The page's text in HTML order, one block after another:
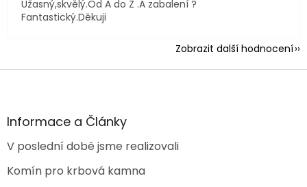
Užasný,skvělý.Od A do Z .A zabalení ?
Fantastický.Děkuji
Zobrazit další hodnocení
Z
aInformace a Články
V poslední době jsme realizovali
Komín pro krbová kamna